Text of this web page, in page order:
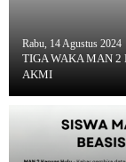
Rabu, 14 Agustus 2024
TIGA WAKA MAN 2
AKMI